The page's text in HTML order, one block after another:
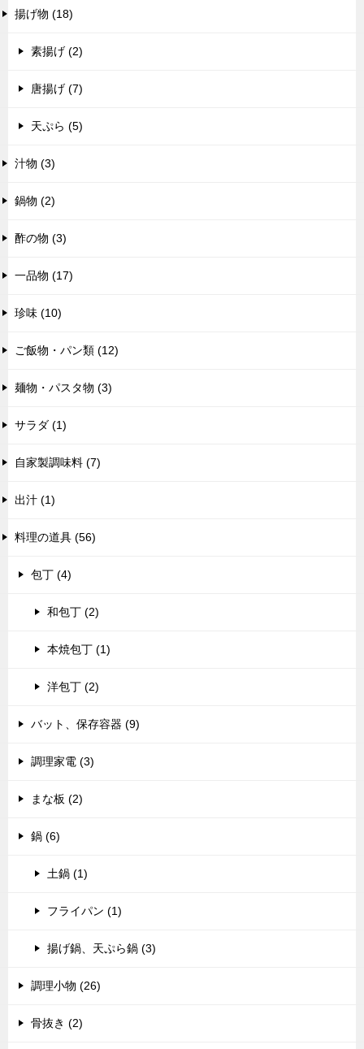
揚げ物 (18)
素揚げ (2)
唐揚げ (7)
天ぷら (5)
汁物 (3)
鍋物 (2)
酢の物 (3)
一品物 (17)
珍味 (10)
ご飯物・パン類 (12)
麺物・パスタ物 (3)
サラダ (1)
自家製調味料 (7)
出汁 (1)
料理の道具 (56)
包丁 (4)
和包丁 (2)
本焼包丁 (1)
洋包丁 (2)
バット、保存容器 (9)
調理家電 (3)
まな板 (2)
鍋 (6)
土鍋 (1)
フライパン (1)
揚げ鍋、天ぷら鍋 (3)
調理小物 (26)
骨抜き (2)